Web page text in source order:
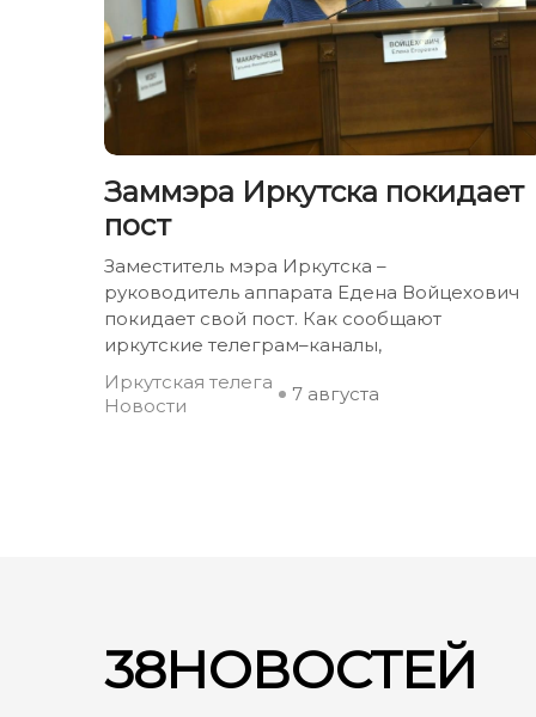
Заммэра Иркутска покидает
пост
Заместитель мэра Иркутска –
руководитель аппарата Едена Войцехович
покидает свой пост. Как сообщают
иркутские телеграм–каналы,
Иркутская телега
Новости
7 августа
38НОВОСТЕЙ